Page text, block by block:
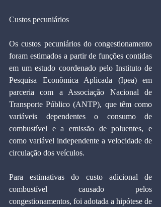
Custos pecuniários
Os custos pecuniários do congestionamento
foram estimados a partir de funções contidas
em um estudo coordenado pelo Instituto de
Pesquisa Econômica Aplicada (Ipea) em
parceria com a Associação Nacional de
Transporte Público (ANTP), que têm como
variáveis dependentes o consumo de
combustível e a emissão de poluentes, e
como variável independente a velocidade de
circulação dos veículos.
Para estimativas do custo adicional de
combustível causado pelos
congestionamentos, foi adotada a hipótese de